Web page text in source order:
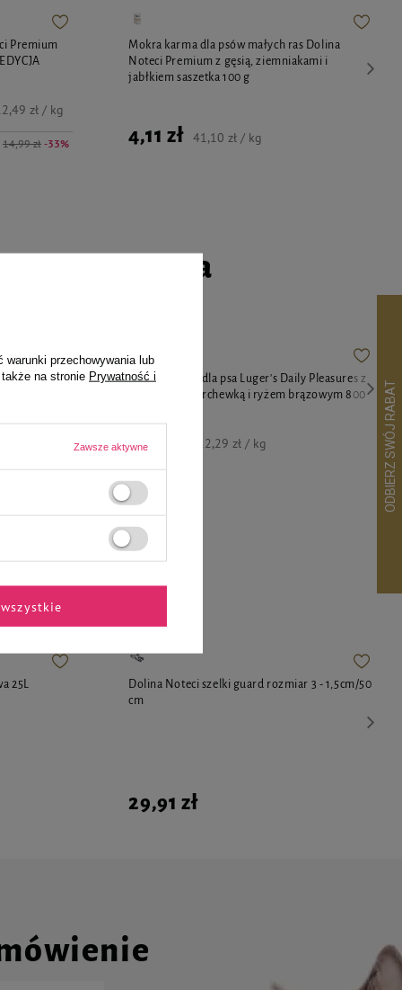
Premium
14,99 zł -33%
zł / kg
Mokra karma dla psów małych ras Dolina
Noteci Premium z gęsią, ziemniakami i
jabłkiem saszetka 100 g
4,11 zł 41,10 zł / kg
czworonoga
Pleasures z
Karma mokra dla psa Luger's Daily Pleasures z
reniferem, marchewką i ryżem brązowym 800
9,83 zł 12,29 zł / kg
25L
Dolina Noteci szelki guard rozmiar 3 - 1,5cm/50
cm
29,91 zł
warunki przechowywania lub
na stronie Prywatność i
Zawsze aktywne